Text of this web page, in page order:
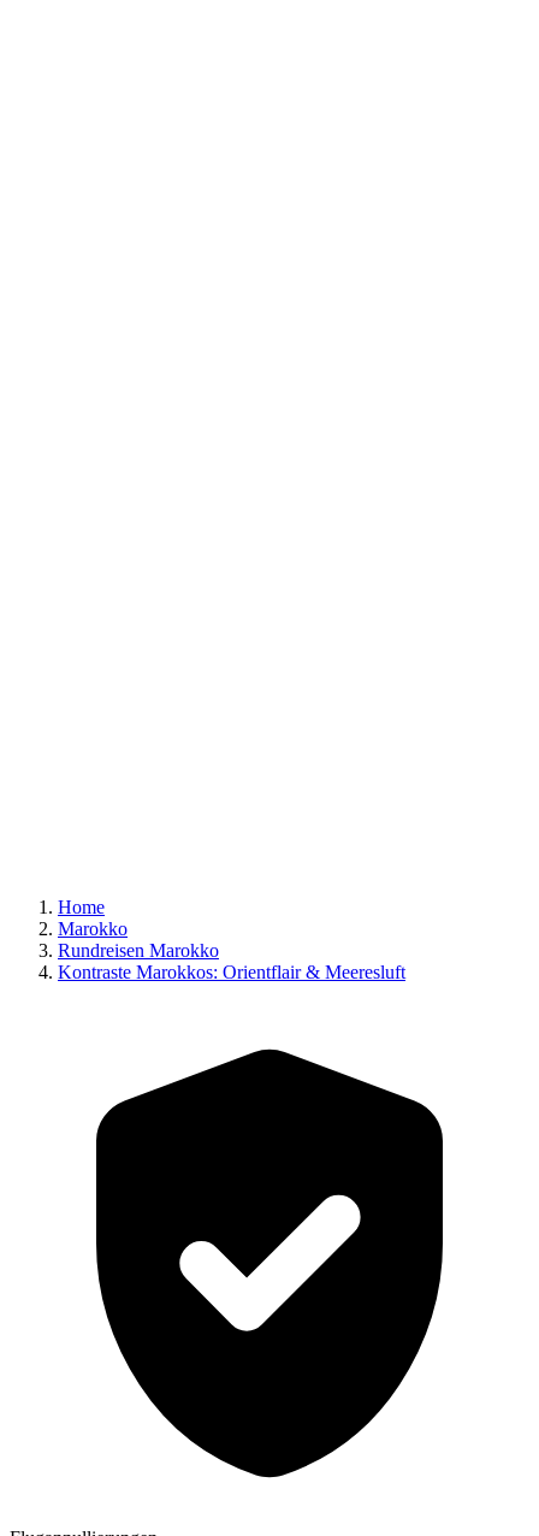
Home
Marokko
Rundreisen Marokko
Kontraste Marokkos: Orientflair & Meeresluft